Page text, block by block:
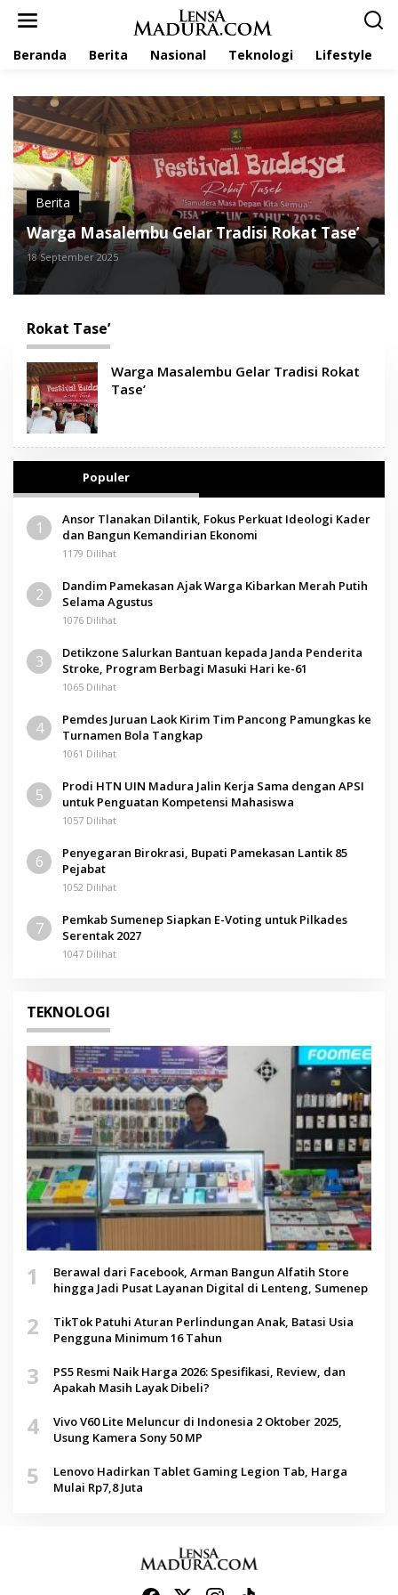
Beranda Berita Nasional Teknologi Lifestyle
Berita
Warga Masalembu Gelar Tradisi Rokat Tase’
18 September 2025
Rokat Tase’
Warga Masalembu Gelar Tradisi Rokat
Tase’
Populer
1
Ansor Tlanakan Dilantik, Fokus Perkuat Ideologi Kader
dan Bangun Kemandirian Ekonomi
1179 Dilihat
2
Dandim Pamekasan Ajak Warga Kibarkan Merah Putih
Selama Agustus
1076 Dilihat
3
Detikzone Salurkan Bantuan kepada Janda Penderita
Stroke, Program Berbagi Masuki Hari ke-61
1065 Dilihat
4
Pemdes Juruan Laok Kirim Tim Pancong Pamungkas ke
Turnamen Bola Tangkap
1061 Dilihat
5
Prodi HTN UIN Madura Jalin Kerja Sama dengan APSI
untuk Penguatan Kompetensi Mahasiswa
1057 Dilihat
6
Penyegaran Birokrasi, Bupati Pamekasan Lantik 85
Pejabat
1052 Dilihat
7
Pemkab Sumenep Siapkan E-Voting untuk Pilkades
Serentak 2027
1047 Dilihat
TEKNOLOGI
1
Berawal dari Facebook, Arman Bangun Alfatih Store
hingga Jadi Pusat Layanan Digital di Lenteng, Sumenep
2
TikTok Patuhi Aturan Perlindungan Anak, Batasi Usia
Pengguna Minimum 16 Tahun
3
PS5 Resmi Naik Harga 2026: Spesifikasi, Review, dan
Apakah Masih Layak Dibeli?
4
Vivo V60 Lite Meluncur di Indonesia 2 Oktober 2025,
Usung Kamera Sony 50 MP
5
Lenovo Hadirkan Tablet Gaming Legion Tab, Harga
Mulai Rp7,8 Juta